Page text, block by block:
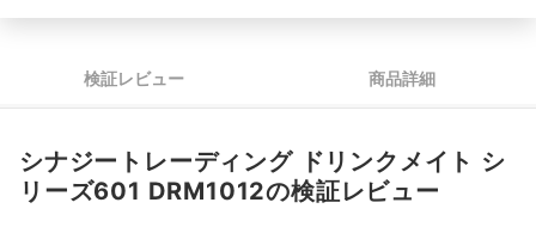
検証レビュー 商品詳細
シナジートレーディング ドリンクメイト シ
リーズ601 DRM1012の検証レビュー